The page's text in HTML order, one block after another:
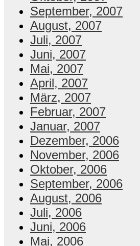
September, 2007
August, 2007
Juli, 2007
Juni, 2007
Mai, 2007
April, 2007
März, 2007
Februar, 2007
Januar, 2007
Dezember, 2006
November, 2006
Oktober, 2006
September, 2006
August, 2006
Juli, 2006
Juni, 2006
Mai, 2006